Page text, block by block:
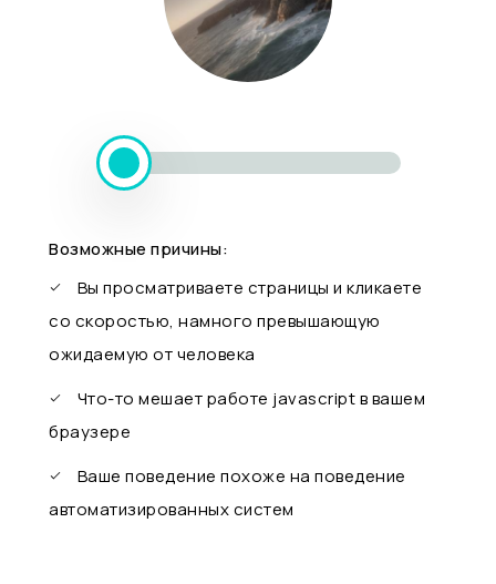
Возможные причины:
Вы просматриваете страницы и кликаете
со скоростью, намного превышающую
ожидаемую от человека
Что-то мешает работе javascript в вашем
браузере
Ваше поведение похоже на поведение
автоматизированных систем